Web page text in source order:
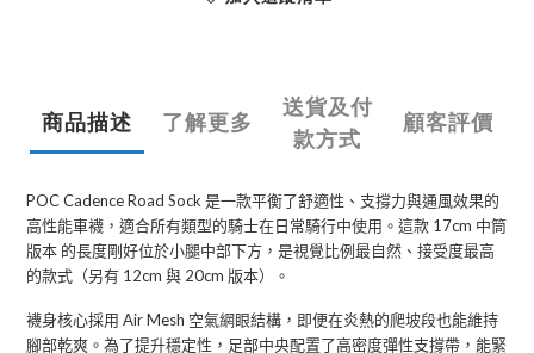
商品描述 了解更多
送貨及付
款方式
顧客評價
POC Cadence Road Sock 是一款平衡了舒適性、支撐力與通風效果的
高性能車襪，適合所有類型的騎士在日常騎行中使用。這款 17cm 中筒
版本 的長度剛好位於小腿中部下方，是視覺比例最自然、接受度最高
的款式（另有 12cm 與 20cm 版本）。
襪身核心採用 Air Mesh 空氣網眼結構 ，即便在炎熱的爬坡段也能維持
腳部乾爽。為了提升穩定性，足部中央配置了高密度彈性支撐帶，能緊